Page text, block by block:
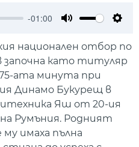
-01:00
национален отбор по
започна като титуляр
ата минута при
Динамо Букурещ в
Яш от 20-ия
Румъния. Родният
имаха пълна